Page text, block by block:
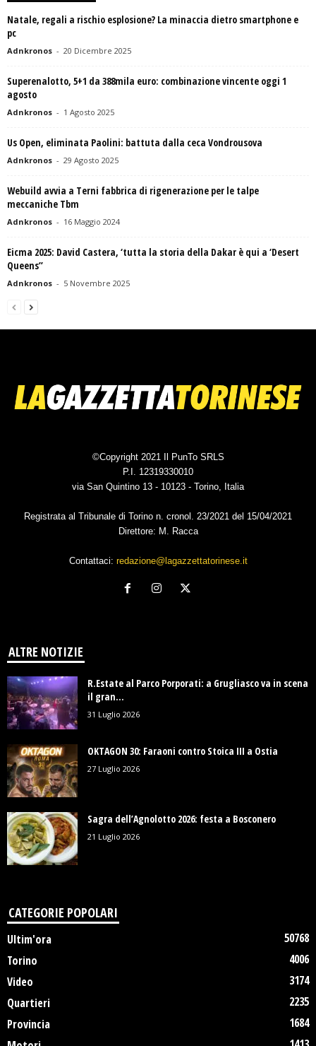
Natale, regali a rischio esplosione? La minaccia dietro smartphone e
pc
Adnkronos - 20 Dicembre 2025
Superenalotto, 5+1 da 388mila euro: combinazione vincente oggi 1
agosto
Adnkronos - 1 Agosto 2025
Us Open, eliminata Paolini: battuta dalla ceca Vondrousova
Adnkronos - 29 Agosto 2025
Webuild avvia a Terni fabbrica di rigenerazione per le talpe
meccaniche Tbm
Adnkronos - 16 Maggio 2024
Eicma 2025: David Castera, ‘tutta la storia della Dakar è qui a ‘Desert
Queens’’
Adnkronos - 5 Novembre 2025
©Copyright 2021 Il PunTo SRLS
P.I. 12319330010
via San Quintino 13 - 10123 - Torino, Italia
Registrata al Tribunale di Torino n. cronol. 23/2021 del 15/04/2021
Direttore: M. Racca
Contattaci: redazione@lagazzettatorinese.it
ALTRE NOTIZIE
R.Estate al Parco Porporati: a Grugliasco va in scena
il gran...
31 Luglio 2026
OKTAGON 30: Faraoni contro Stoica III a Ostia
27 Luglio 2026
Sagra dell’Agnolotto 2026: festa a Bosconero
21 Luglio 2026
CATEGORIE POPOLARI
Ultim'ora
50768
Torino
4006
Video
3174
Quartieri
2235
Provincia
1684